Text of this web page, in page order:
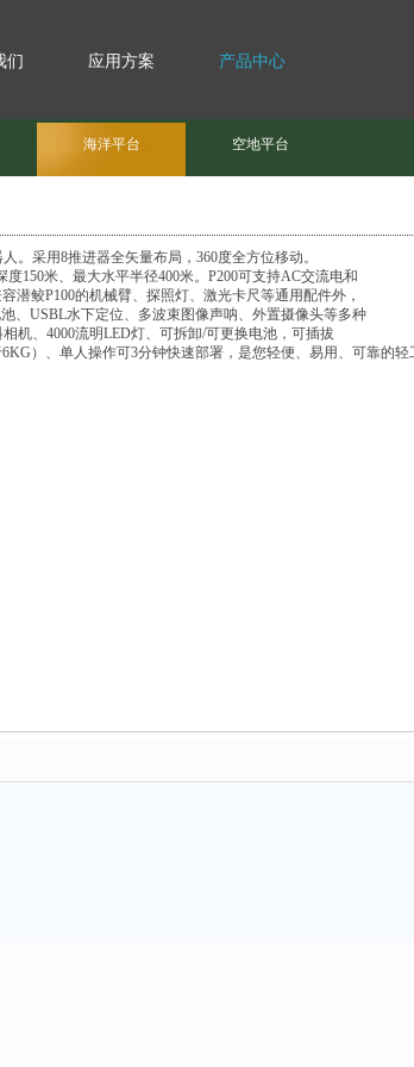
海洋平台 空地平台
。采用8推进器全矢量布局，360度全方位移动。
150米、最大水平半径400米。P200可支持AC交流电和
潜鲛P100的机械臂、探照灯、激光卡尺等通用配件外，
、USBL水下定位、多波束图像声呐、外置摄像头等多种
机、4000流明LED灯、可拆卸/可更换电池，可插拔
）、单人操作可3分钟快速部署，是您轻便、易用、可靠的轻
们 应用方案 产品中心